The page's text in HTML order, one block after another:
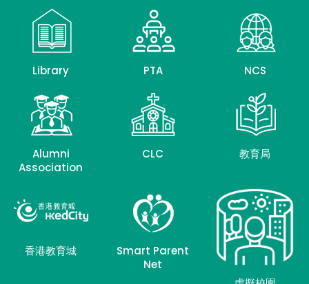
Library PTA NCS
Alumni
Association
CLC 教育局
香港教育城
Smart Parent
Net